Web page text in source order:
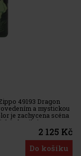
49193 Dragon
a mystickou
je zachycena scéna
detailní a napros
2 125 Kč
Do košíku